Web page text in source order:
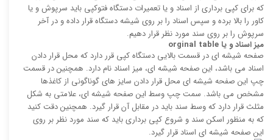
که برای کپی برداری از اسناد و یا تعمیرات دستگاه فتوکپی باید سرپوش و یا
کاور را بالا برده و سپس اسناد را بر روی شیشه دستگاه قرار داده و در آخر
سرپوش را بر روی سند مورد نظر قرار دهیم.
میز اسناد و یا orginal table
صفحه شیشه ای در قسمت بالایی دستگاه کپی قرر دارد که محل قرار دادن
اسناد می باشد، این صفحه شیشه ای، میز اسناد نام دارد. همچنین در قسمت
چپ این صفحه شیشه ای محل قرار دادن سایز های گوناگونی از کاغذها
مشخص می باشد. سمت چپ وسط این صفحه شیشه ای، علامتی به شکل
مثلث قرار دارد که وسط سند باید در مقابل آن قرار گیرد. همچنین دقت کنید
که به منظور اسکن سند و شروع کپی برداری باید که سند مورد نظر بر روی
این صفحه شیشه ای اسناد قرار گیرد.